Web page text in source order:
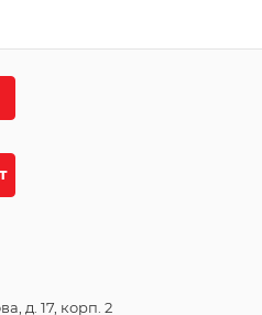
д. 17, корп. 2